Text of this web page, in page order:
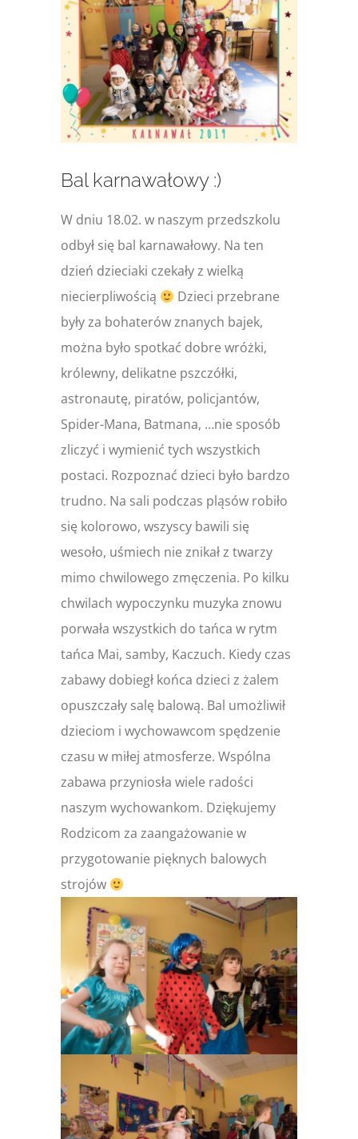
większy
obrazek
Bal karnawałowy :)
W dniu 18.02. w naszym przedszkolu
odbył się bal karnawałowy. Na ten
dzień dzieciaki czekały z wielką
niecierpliwością
Dzieci przebrane
były za bohaterów znanych bajek,
można było spotkać dobre wróżki,
królewny, delikatne pszczółki,
astronautę, piratów, policjantów,
Spider-Mana, Batmana, …nie sposób
zliczyć i wymienić tych wszystkich
postaci. Rozpoznać dzieci było bardzo
trudno. Na sali podczas pląsów robiło
się kolorowo, wszyscy bawili się
wesoło, uśmiech nie znikał z twarzy
mimo chwilowego zmęczenia. Po kilku
chwilach wypoczynku muzyka znowu
porwała wszystkich do tańca w rytm
tańca Mai, samby, Kaczuch. Kiedy czas
zabawy dobiegł końca dzieci z żalem
opuszczały salę balową. Bal umożliwił
dzieciom i wychowawcom spędzenie
czasu w miłej atmosferze. Wspólna
zabawa przyniosła wiele radości
naszym wychowankom. Dziękujemy
Rodzicom za zaangażowanie w
przygotowanie pięknych balowych
strojów